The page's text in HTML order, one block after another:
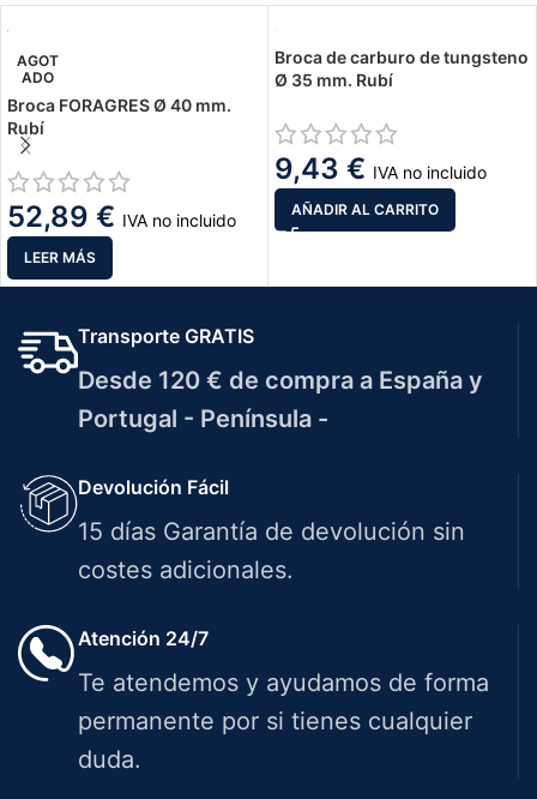
AGOT
ADO
Broca FORAGRES Ø 40 mm.
Rubí
52,89 € IVA no incluido
LEER MÁS
Broca de carburo de tungsteno
Ø 35 mm. Rubí
9,43 € IVA no incluido
AÑADIR AL CARRITO
Transporte GRATIS
Desde 120 € de compra a España y
Portugal - Península -
Devolución Fácil
15 días Garantía de devolución sin
costes adicionales.
Atención 24/7
Te atendemos y ayudamos de forma
permanente por si tienes cualquier
duda.